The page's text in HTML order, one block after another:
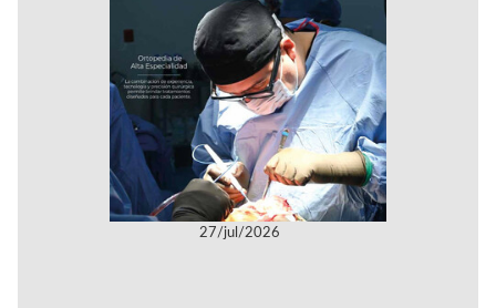
27/jul/2026